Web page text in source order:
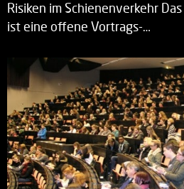
Risiken im Schienenverkehr
ist eine offene Vortrags-…